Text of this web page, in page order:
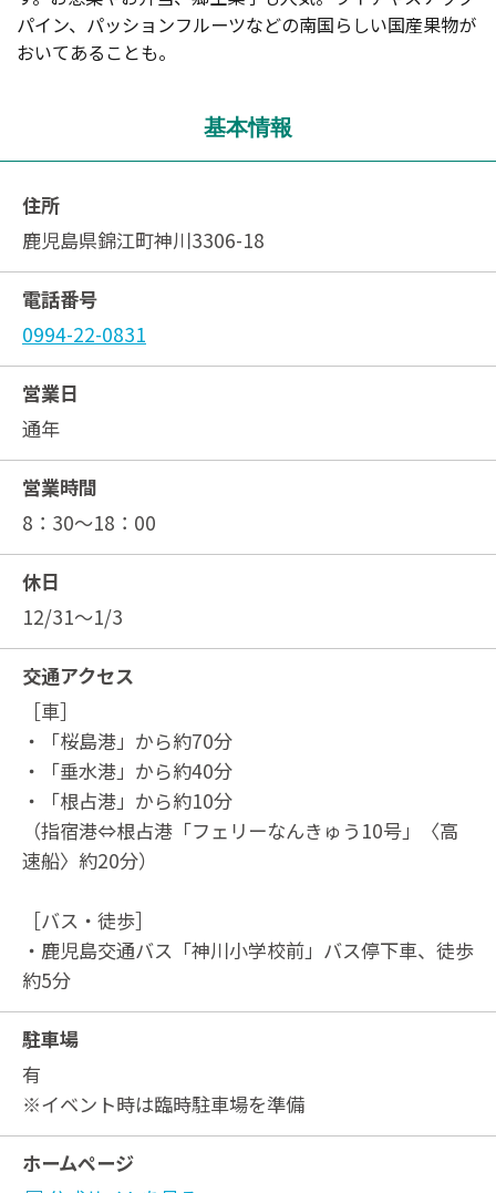
パイン、パッションフルーツなどの南国らしい国産果物が
おいてあることも。
基本情報
住所
鹿児島県錦江町神川3306-18
電話番号
0994-22-0831
営業日
通年
営業時間
8：30～18：00
休日
12/31～1/3
交通アクセス
［車］
・「桜島港」から約70分
・「垂水港」から約40分
・「根占港」から約10分
（指宿港⇔根占港「フェリーなんきゅう10号」〈高
速船〉約20分）
［バス・徒歩］
・鹿児島交通バス「神川小学校前」バス停下車、徒歩
約5分
駐車場
有
※イベント時は臨時駐車場を準備
ホームページ